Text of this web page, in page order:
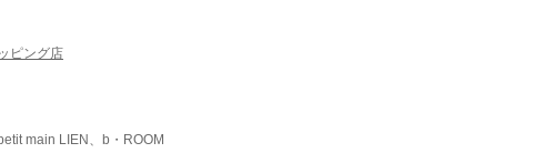
ピング店
main LIEN、b・ROOM